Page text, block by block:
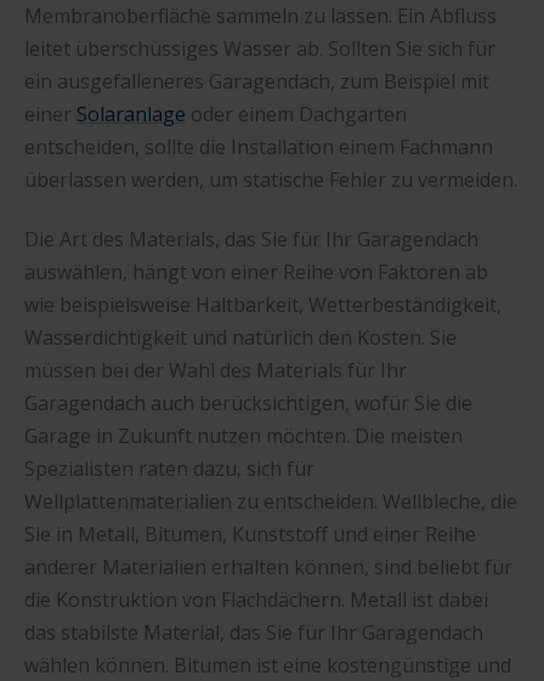
Membranoberfläche sammeln zu lassen. Ein Abfluss
leitet überschüssiges Wasser ab. Sollten Sie sich für
ein ausgefalleneres Garagendach, zum Beispiel mit
einer Solaranlage oder einem Dachgarten
entscheiden, sollte die Installation einem Fachmann
überlassen werden, um statische Fehler zu vermeiden.
Die Art des Materials, das Sie für Ihr Garagendach
auswählen, hängt von einer Reihe von Faktoren ab
wie beispielsweise Haltbarkeit, Wetterbeständigkeit,
Wasserdichtigkeit und natürlich den Kosten. Sie
müssen bei der Wahl des Materials für Ihr
Garagendach auch berücksichtigen, wofür Sie die
Garage in Zukunft nutzen möchten. Die meisten
Spezialisten raten dazu, sich für
Wellplattenmaterialien zu entscheiden. Wellbleche, die
Sie in Metall, Bitumen, Kunststoff und einer Reihe
anderer Materialien erhalten können, sind beliebt für
die Konstruktion von Flachdächern. Metall ist dabei
das stabilste Material, das Sie für Ihr Garagendach
wählen können. Bitumen ist eine kostengünstige und